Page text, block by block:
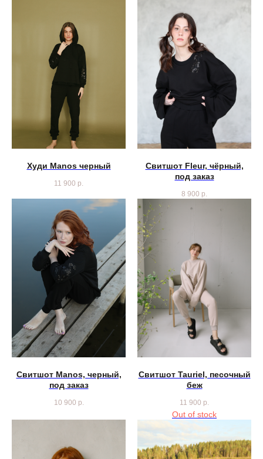
Худи Manos черный
11 900 р.
Свитшот Fleur, чёрный,
под заказ
8 900 р.
Свитшот Manos, черный,
под заказ
10 900 р.
Свитшот Tauriel, песочный
беж
11 900 р.
Out of stock